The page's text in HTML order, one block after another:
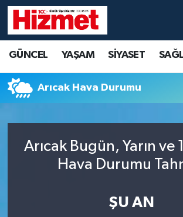
GÜNCEL YAŞAM SİYASET
Arıcak Hava Durumu
Arıcak Bugün, Yarın ve
Hava Durumu
ŞU AN
YAŞAM
SİYASET
EKONOMİ
Denizli Hava Durumu
Denizli Trafik Yoğunluk Haritası
Tüm Manşetler